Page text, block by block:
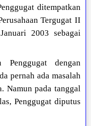
ditempatkan
Tergugat II
2003 sebagai
Penggugat dengan
pernah ada masalah
Namun pada tanggal
Penggugat diputus